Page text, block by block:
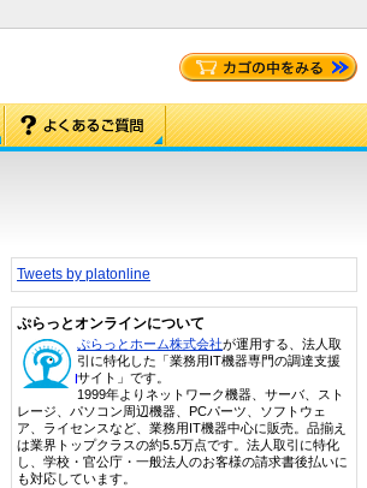
Tweets by platonline
ぷらっとオンラインについて
ぷらっとホーム株式会社が運用する、法人取
引に特化した「業務用IT機器専門の調達支援
サイト」です。
1999年よりネットワーク機器、サーバ、スト
レージ、パソコン周辺機器、PCパーツ、ソフトウェ
ア、ライセンスなど、業務用IT機器中心に販売。品揃え
は業界トップクラスの約5.5万点です。法人取引に特化
し、学校・官公庁・一般法人のお客様の請求書後払いに
も対応しています。